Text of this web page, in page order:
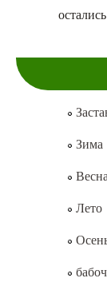
Зима
Весна
Лето